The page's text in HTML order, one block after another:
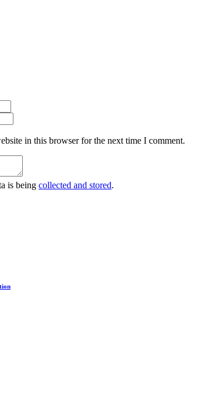
in this browser for the next time I comment.
is being collected and stored.